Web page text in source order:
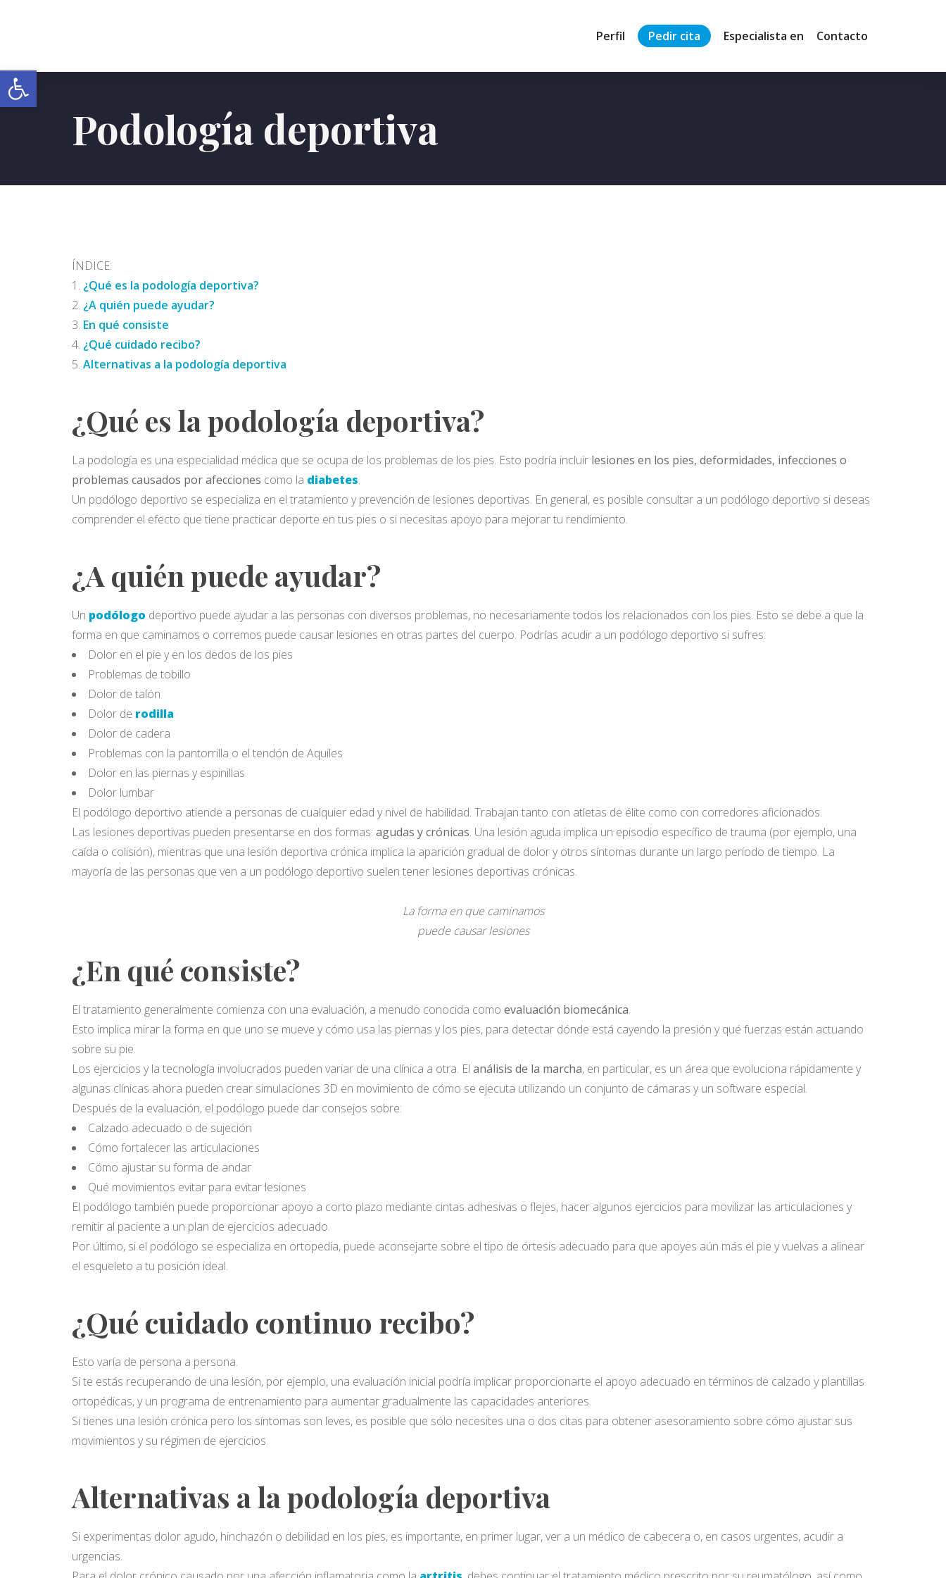
Abrir barra de herramientas
Perfil Pedir cita Especialista en Contacto
Podología deportiva
ÍNDICE:
¿Qué es la podología deportiva?
¿A quién puede ayudar?
En qué consiste
¿Qué cuidado recibo?
Alternativas a la podología deportiva
¿Qué es la podología deportiva?
La podología es una especialidad médica que se ocupa de los problemas de los pies. Esto podría incluir lesiones en los pies, deformidades, infecciones o
problemas causados por afecciones como la diabetes.
Un podólogo deportivo se especializa en el tratamiento y prevención de lesiones deportivas. En general, es posible consultar a un podólogo deportivo si deseas
comprender el efecto que tiene practicar deporte en tus pies o si necesitas apoyo para mejorar tu rendimiento.
¿A quién puede ayudar?
Un podólogo deportivo puede ayudar a las personas con diversos problemas, no necesariamente todos los relacionados con los pies. Esto se debe a que la
forma en que caminamos o corremos puede causar lesiones en otras partes del cuerpo. Podrías acudir a un podólogo deportivo si sufres:
Dolor en el pie y en los dedos de los pies
Problemas de tobillo
Dolor de talón
Dolor de rodilla
Dolor de cadera
Problemas con la pantorrilla o el tendón de Aquiles
Dolor en las piernas y espinillas
Dolor lumbar
El podólogo deportivo atiende a personas de cualquier edad y nivel de habilidad. Trabajan tanto con atletas de élite como con corredores aficionados.
Las lesiones deportivas pueden presentarse en dos formas: agudas y crónicas. Una lesión aguda implica un episodio específico de trauma (por ejemplo, una
caída o colisión), mientras que una lesión deportiva crónica implica la aparición gradual de dolor y otros síntomas durante un largo período de tiempo. La
mayoría de las personas que ven a un podólogo deportivo suelen tener lesiones deportivas crónicas.
La forma en que caminamos
puede causar lesiones
¿En qué consiste?
El tratamiento generalmente comienza con una evaluación, a menudo conocida como evaluación biomecánica.
Esto implica mirar la forma en que uno se mueve y cómo usa las piernas y los pies, para detectar dónde está cayendo la presión y qué fuerzas están actuando
sobre su pie.
Los ejercicios y la tecnología involucrados pueden variar de una clínica a otra. El análisis de la marcha, en particular, es un área que evoluciona rápidamente y
algunas clínicas ahora pueden crear simulaciones 3D en movimiento de cómo se ejecuta utilizando un conjunto de cámaras y un software especial.
Después de la evaluación, el podólogo puede dar consejos sobre:
Calzado adecuado o de sujeción
Cómo fortalecer las articulaciones
Cómo ajustar su forma de andar
Qué movimientos evitar para evitar lesiones
El podólogo también puede proporcionar apoyo a corto plazo mediante cintas adhesivas o flejes, hacer algunos ejercicios para movilizar las articulaciones y
remitir al paciente a un plan de ejercicios adecuado.
Por último, si el podólogo se especializa en ortopedia, puede aconsejarte sobre el tipo de órtesis adecuado para que apoyes aún más el pie y vuelvas a alinear
el esqueleto a tu posición ideal.
¿Qué cuidado continuo recibo?
Esto varía de persona a persona.
Si te estás recuperando de una lesión, por ejemplo, una evaluación inicial podría implicar proporcionarte el apoyo adecuado en términos de calzado y plantillas
ortopédicas, y un programa de entrenamiento para aumentar gradualmente las capacidades anteriores.
Si tienes una lesión crónica pero los síntomas son leves, es posible que sólo necesites una o dos citas para obtener asesoramiento sobre cómo ajustar sus
movimientos y su régimen de ejercicios.
Alternativas a la podología deportiva
Si experimentas dolor agudo, hinchazón o debilidad en los pies, es importante, en primer lugar, ver a un médico de cabecera o, en casos urgentes, acudir a
urgencias.